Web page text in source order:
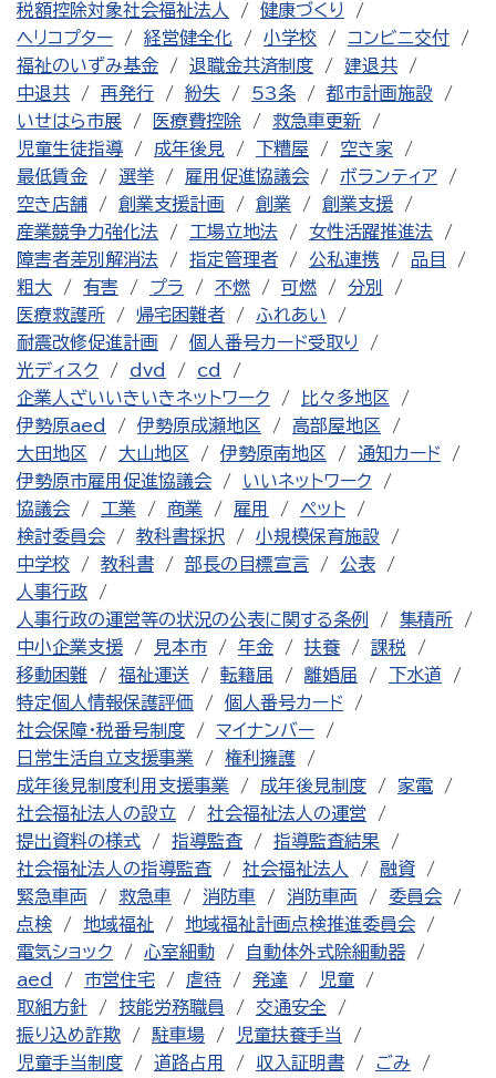
税額控除対象社会福祉法人
健康づくり
ヘリコプター
経営健全化 小学校
コンビニ交付
福祉のいずみ基金
退職金共済制度
建退共
中退共
再発行 紛失 53条
都市計画施設
いせはら市展
医療費控除
救急車更新
児童生徒指導
成年後見 下糟屋
空き家
最低賃金
選挙 雇用促進協議会
ボランティア
空き店舗
創業支援計画 創業
創業支援
産業競争力強化法
工場立地法
女性活躍推進法
障害者差別解消法
指定管理者 公私連携
品目
粗大
有害 プラ 不燃 可燃
分別
医療救護所
帰宅困難者
ふれあい
耐震改修促進計画
個人番号カード受取り
光ディスク
dvd
cd
企業人ざいいきいきネットワーク
比々多地区
伊勢原aed
伊勢原成瀬地区
高部屋地区
大田地区
大山地区 伊勢原南地区
通知カード
伊勢原市雇用促進協議会
いいネットワーク
協議会
工業 商業 雇用
ペット
検討委員会
教科書採択
小規模保育施設
中学校
教科書 部長の目標宣言
公表
人事行政
人事行政の運営等の状況の公表に関する条例
集積所
中小企業支援
見本市 年金 扶養
課税
移動困難
福祉運送 転籍届 離婚届
下水道
特定個人情報保護評価
個人番号カード
社会保障・税番号制度
マイナンバー
日常生活自立支援事業
権利擁護
成年後見制度利用支援事業
成年後見制度
家電
社会福祉法人の設立
社会福祉法人の運営
提出資料の様式
指導監査
指導監査結果
社会福祉法人の指導監査
社会福祉法人
融資
緊急車両
救急車 消防車 消防車両
委員会
点検
地域福祉
地域福祉計画点検推進委員会
電気ショック
心室細動
自動体外式除細動器
aed
市営住宅 虐待 発達
児童
取組方針
技能労務職員
交通安全
振り込め詐欺
駐車場
児童扶養手当
児童手当制度
道路占用 収入証明書 ごみ